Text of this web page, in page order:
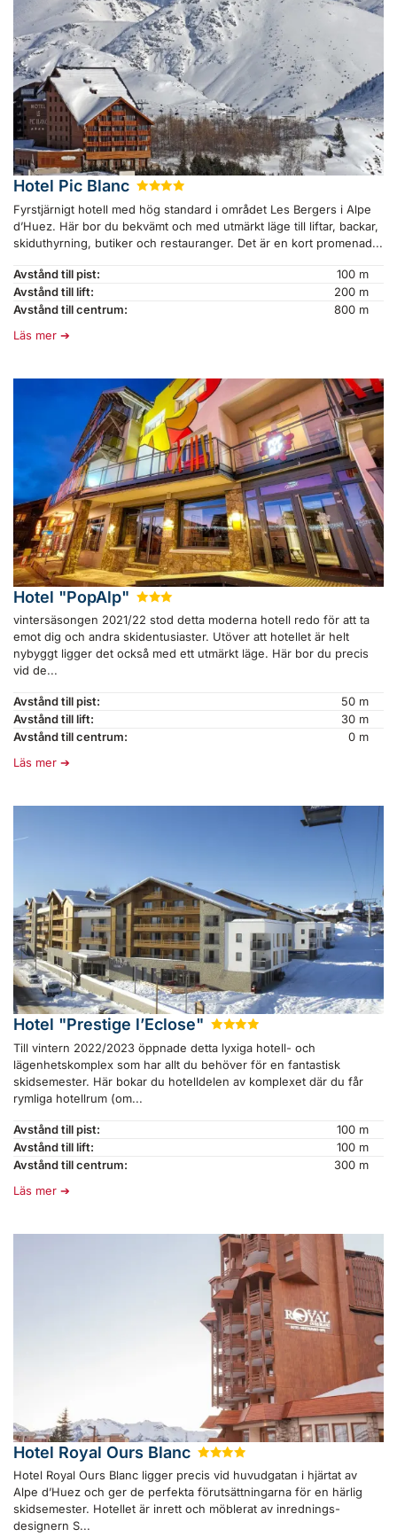
Hotel Pic Blanc ★★★
Fyrstjärnigt hotell med hög standard i området Les Bergers i Alpe
d’Huez. Här bor du bekvämt och med utmärkt läge till liftar, backar,
skiduthyrning, butiker och restauranger. Det är en kort promenad...
Avstånd till pist:
100 m
Avstånd till lift:
200 m
Avstånd till centrum:
800 m
Läs mer
Hotel "PopAlp" ★★
vintersäsongen 2021/22 stod detta moderna hotell redo för att ta
emot dig och andra skidentusiaster. Utöver att hotellet är helt
nybyggt ligger det också med ett utmärkt läge. Här bor du precis
vid de...
Avstånd till pist:
50 m
Avstånd till lift:
30 m
Avstånd till centrum:
0 m
Läs mer
Hotel "Prestige l’Eclose" ★★★
Till vintern 2022/2023 öppnade detta lyxiga hotell- och
lägenhetskomplex som har allt du behöver för en fantastisk
skidsemester. Här bokar du hotelldelen av komplexet där du får
rymliga hotellrum (om...
Avstånd till pist:
100 m
Avstånd till lift:
100 m
Avstånd till centrum:
300 m
Läs mer
Hotel Royal Ours Blanc ★★★
Hotel Royal Ours Blanc ligger precis vid huvudgatan i hjärtat av
Alpe d’Huez och ger de perfekta förutsättningarna för en härlig
skidsemester. Hotellet är inrett och möblerat av inrednings-
designern S...